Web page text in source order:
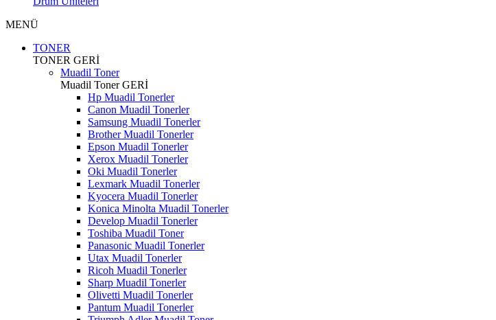
MENÜ
TONER
TONER GERİ
Muadil Toner
Muadil TonerGERİ
Hp Muadil Tonerler
Canon Muadil Tonerler
Samsung Muadil Tonerler
Brother Muadil Tonerler
Epson Muadil Tonerler
Xerox Muadil Tonerler
Oki Muadil Tonerler
Lexmark Muadil Tonerler
Kyocera Muadil Tonerler
Konica Minolta Muadil Tonerler
Develop Muadil Tonerler
Toshiba Muadil Toner
Panasonic Muadil Tonerler
Utax Muadil Tonerler
Ricoh Muadil Tonerler
Sharp Muadil Tonerler
Olivetti Muadil Tonerler
Pantum Muadil Tonerler